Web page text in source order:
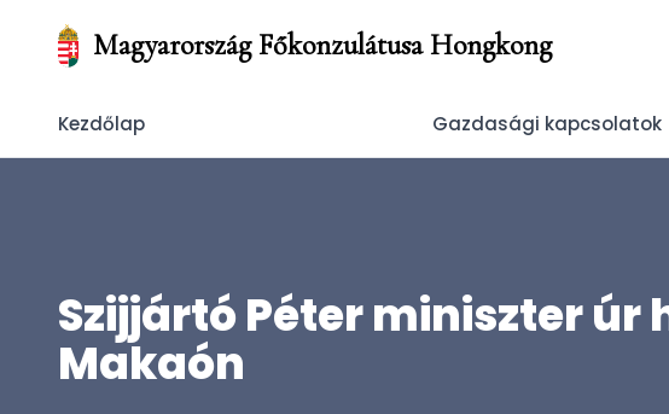
Magyarország Főkonzulátusa Hongkong
Kezdőlap Gazdasági kapcsolatok
Szijjártó Péter miniszter
Makaón